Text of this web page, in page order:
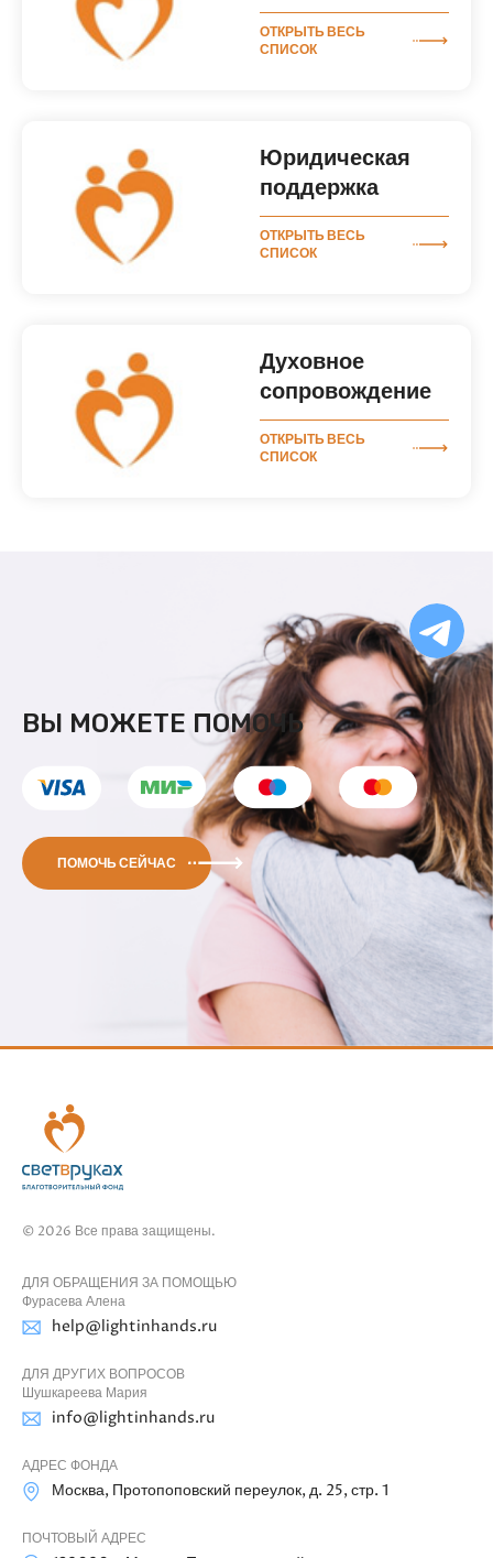
ОТКРЫТЬ ВЕСЬ
СПИСОК
Юридическая
поддержка
ОТКРЫТЬ ВЕСЬ
СПИСОК
Духовное
сопровождение
ОТКРЫТЬ ВЕСЬ
СПИСОК
ВЫ МОЖЕТЕ ПОМОЧЬ
ПОМОЧЬ СЕЙЧАС
© 2026 Все права защищены.
ДЛЯ ОБРАЩЕНИЯ ЗА ПОМОЩЬЮ
Фурасева Алена
help@lightinhands.ru
ДЛЯ ДРУГИХ ВОПРОСОВ
Шушкареева Мария
info@lightinhands.ru
АДРЕС ФОНДА
Москва, Протопоповский переулок, д. 25, стр. 1
ПОЧТОВЫЙ АДРЕС